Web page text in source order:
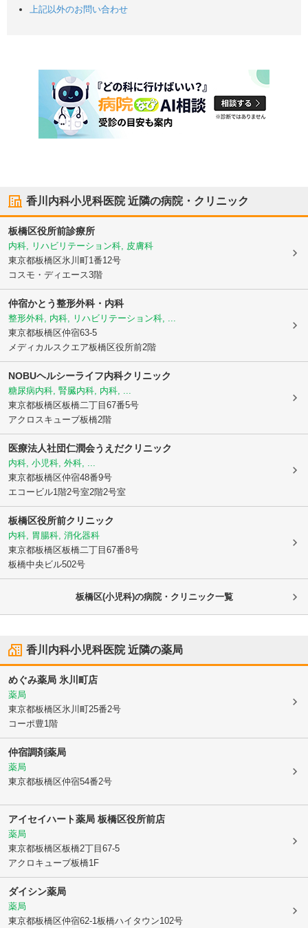
上記以外のお問い合わせ
香川内科小児科医院近隣の病院・クリニック
板橋区役所前診療所
内科, リハビリテーション科, 皮膚科
東京都板橋区氷川町1番12号
コスモ・ディエース3階
仲宿かとう整形外科・内科
整形外科, 内科, リハビリテーション科, ...
東京都板橋区仲宿63-5
メディカルスクエア板橋区役所前2階
NOBUヘルシーライフ内科クリニック
糖尿病内科, 腎臓内科, 内科, ...
東京都板橋区板橋二丁目67番5号
アクロスキューブ板橋2階
医療法人社団仁潤会うえだクリニック
内科, 小児科, 外科, ...
東京都板橋区仲宿48番9号
エコービル1階2号室2階2号室
板橋区役所前クリニック
内科, 胃腸科, 消化器科
東京都板橋区板橋二丁目67番8号
板橋中央ビル502号
板橋区(小児科)の病院・クリニック一覧
香川内科小児科医院近隣の薬局
めぐみ薬局 氷川町店
薬局
東京都板橋区氷川町25番2号
コーポ豊1階
仲宿調剤薬局
薬局
東京都板橋区仲宿54番2号
アイセイハート薬局 板橋区役所前店
薬局
東京都板橋区板橋2丁目67-5
アクロキューブ板橋1F
ダイシン薬局
薬局
東京都板橋区仲宿62-1板橋ハイタウン102号